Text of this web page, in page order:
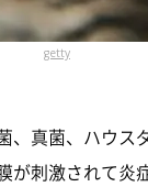
getty
、真菌、ハウス
が刺激されて炎